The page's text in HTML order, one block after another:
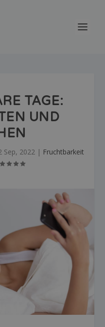
TAGE:
UND
Sep, 2022| Fruchtbarkeit